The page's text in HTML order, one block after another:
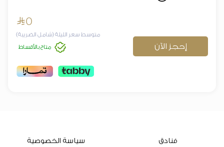
إحجز الآن
0
^
متوسط سعر الليلة (شامل الضريبة)
متاح بالأقساط
فنادق سياسة الخصوصية